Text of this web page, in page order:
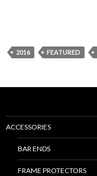
2016 FEATURED
ACCESSORIES
BAR ENDS
FRAME PROTECTORS